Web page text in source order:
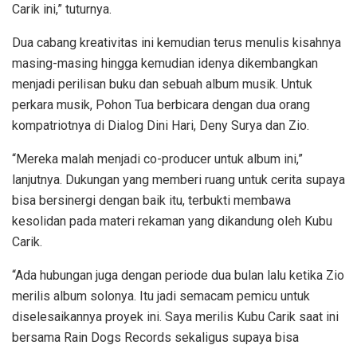
Carik ini,” tuturnya.
Dua cabang kreativitas ini kemudian terus menulis kisahnya
masing-masing hingga kemudian idenya dikembangkan
menjadi perilisan buku dan sebuah album musik. Untuk
perkara musik, Pohon Tua berbicara dengan dua orang
kompatriotnya di Dialog Dini Hari, Deny Surya dan Zio.
“Mereka malah menjadi co-producer untuk album ini,”
lanjutnya. Dukungan yang memberi ruang untuk cerita supaya
bisa bersinergi dengan baik itu, terbukti membawa
kesolidan pada materi rekaman yang dikandung oleh Kubu
Carik.
“Ada hubungan juga dengan periode dua bulan lalu ketika Zio
merilis album solonya. Itu jadi semacam pemicu untuk
diselesaikannya proyek ini. Saya merilis Kubu Carik saat ini
bersama Rain Dogs Records sekaligus supaya bisa